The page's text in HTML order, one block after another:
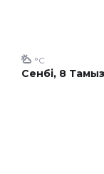
Сенбі, 8 Тамыз
°C